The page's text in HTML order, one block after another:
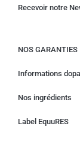
Recevoir notre
NOS GARANTIES
Informations
Nos ingrédients
Label EquuRES